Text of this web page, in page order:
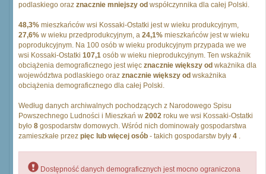
podlaskiego oraz znacznie mniejszy od współczynnika dla całej Polski.
48,3% mieszkańców wsi Kossaki-Ostatki jest w wieku produkcyjnym,
27,6% w wieku przedprodukcyjnym, a 24,1% mieszkańców jest w wieku
poprodukcyjnym. Na 100 osób w wieku produkcyjnym przypada we we
wsi Kossaki-Ostatki 107,1 osób w wieku nieprodukcyjnym. Ten wskaźnik
obciążenia demograficznego jest więc znacznie większy od wkażnika dla
województwa podlaskiego oraz znacznie większy od wskażnika
obciążenia demograficznego dla całej Polski.
Według danych archiwalnych pochodzących z Narodowego Spisu
Powszechnego Ludności i Mieszkań w 2002 roku we wsi Kossaki-Ostatki
było 8 gospodarstw domowych. Wśród nich dominowały gospodarstwa
zamieszkałe przez pięc lub więcej osób - takich gospodarstw były 4 .
Dostępność danych demograficznych jest mocno ograniczona